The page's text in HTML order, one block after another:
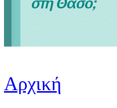
Είστε εδώ
Αρχική